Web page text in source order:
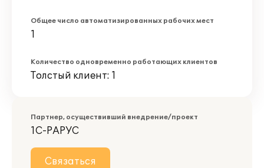
Общее число автоматизированных рабочих мест
1
Количество одновременно работающих клиентов
Толстый клиент: 1
Партнер, осуществивший внедрение/проект
1С-РАРУС
Связаться